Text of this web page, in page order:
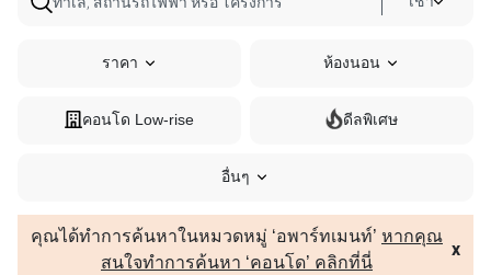
ราคา ห้องนอน
คอนโด Low-rise ดีลพิเศษ
อื่นๆ
คุณได้ทำการค้นหาในหมวดหมู่ ‘อพาร์ทเมนท์’ หากคุณ
สนใจทำการค้นหา ‘คอนโด’ คลิกที่นี่
x